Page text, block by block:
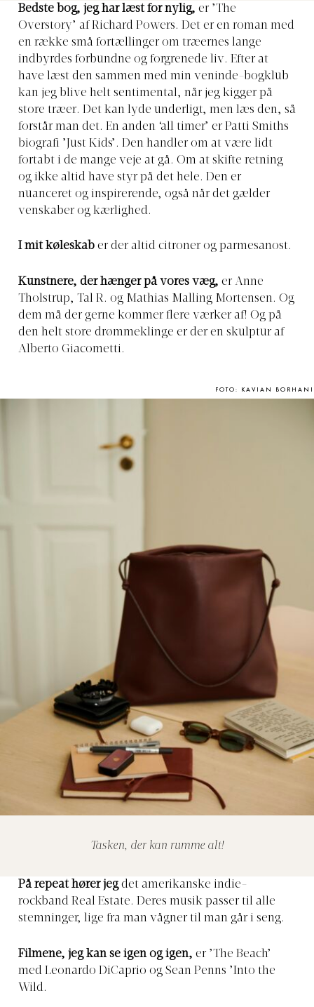
Bedste bog, jeg har læst for nylig, er ’The
Overstory’ af Richard Powers. Det er en roman med
en række små fortællinger om træernes lange
indbyrdes forbundne og forgrenede liv. Efter at
have læst den sammen med min veninde-bogklub
kan jeg blive helt sentimental, når jeg kigger på
store træer. Det kan lyde underligt, men læs den, så
forstår man det. En anden ‘all timer’ er Patti Smiths
biografi ’Just Kids’. Den handler om at være lidt
fortabt i de mange veje at gå. Om at skifte retning
og ikke altid have styr på det hele. Den er
nuanceret og inspirerende, også når det gælder
venskaber og kærlighed.
I mit køleskab er der altid citroner og parmesanost.
Kunstnere, der hænger på vores væg, er Anne
Tholstrup, Tal R. og Mathias Malling Mortensen. Og
dem må der gerne kommer flere værker af! Og på
den helt store drømmeklinge er der en skulptur af
Alberto Giacometti.
FOTO: KAVIAN BORHANI
Tasken, der kan rumme alt!
På repeat hører jegdet amerikanske indie-
rockband Real Estate. Deres musik passer til alle
stemninger, lige fra man vågner til man går i seng.
Filmene, jeg kan se igen og igen, er ’The Beach’
med Leonardo DiCaprio og Sean Penns ’Into the
Wild.